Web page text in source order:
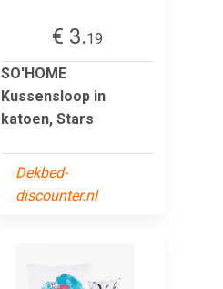
€ 3.19
SO'HOME
Kussensloop in
katoen, Stars
Dekbed-
discounter.nl